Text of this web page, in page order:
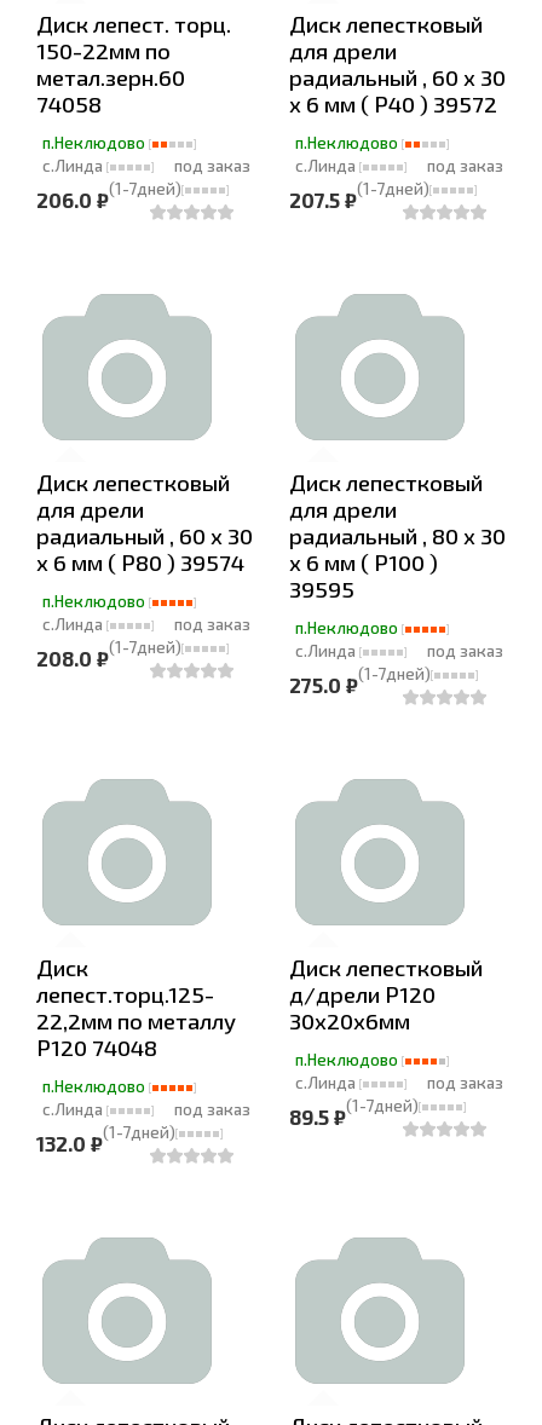
Диск лепест. торц.
150-22мм по
метал.зерн.60
74058
п.Неклюдово
с.Линда
под заказ
(1-7дней)
206.0 ₽
Диск лепестковый
для дрели
радиальный , 60 х 30
х 6 мм ( Р40 ) 39572
п.Неклюдово
с.Линда
под заказ
(1-7дней)
207.5 ₽
Диск лепестковый
для дрели
радиальный , 60 х 30
х 6 мм ( Р80 ) 39574
п.Неклюдово
с.Линда
под заказ
(1-7дней)
208.0 ₽
Диск лепестковый
для дрели
радиальный , 80 х 30
х 6 мм ( Р100 )
39595
п.Неклюдово
с.Линда
под заказ
(1-7дней)
275.0 ₽
Диск
лепест.торц.125-
22,2мм по металлу
Р120 74048
п.Неклюдово
с.Линда
под заказ
(1-7дней)
132.0 ₽
Диск лепестковый
д/дрели Р120
30х20х6мм
п.Неклюдово
с.Линда
под заказ
(1-7дней)
89.5 ₽